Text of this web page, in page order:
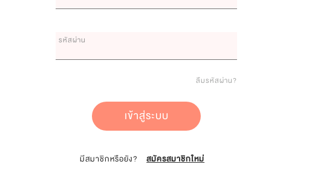
รหัสผ่าน
ลืมรหัสผ่าน?
เข้าสู่ระบบ
มีสมาชิกหรือยัง? สมัครสมาชิกใหม่